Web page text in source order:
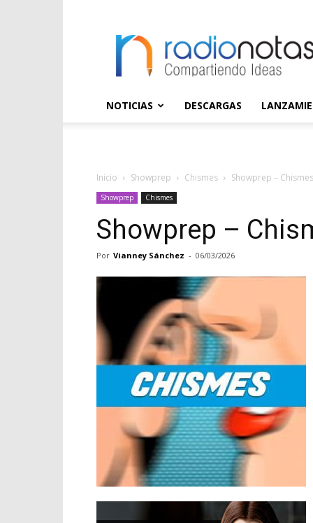
NOTICIAS DESCARGAS
Inicio Showprep Chismes Showprep –
Showprep Chismes
Showprep –
Por Vianney Sánchez - 06/03/2026